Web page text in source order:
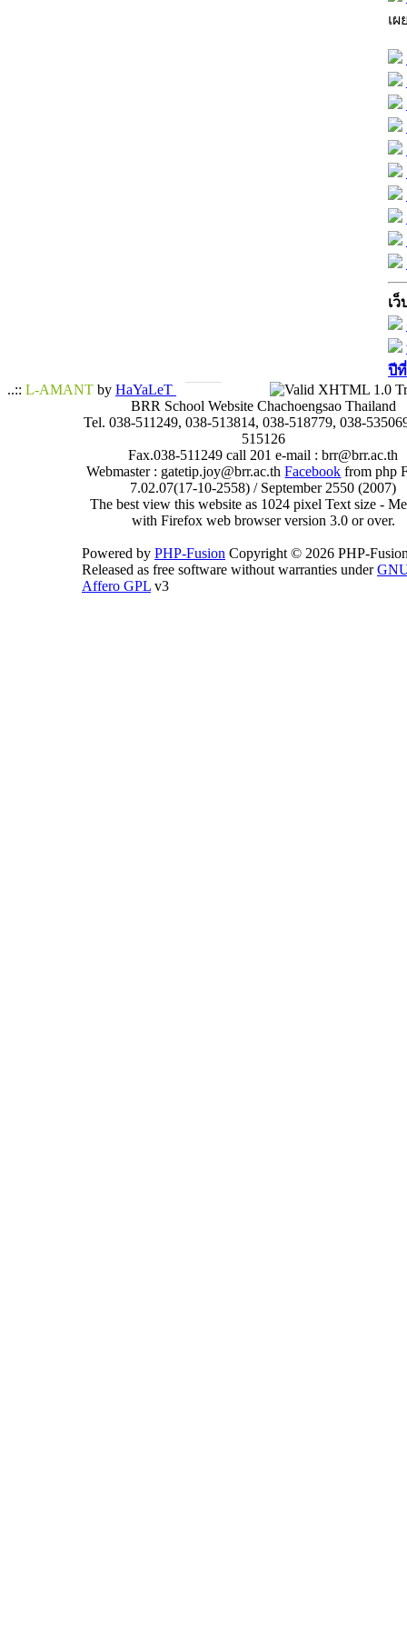
เ
เว็
ปี
..:: L-AMANT by HaYaLeT
BRR School Website Chachoengsao Thailand
Tel. 038-511249, 038-513814, 038-518779, 038-
515126
Fax.038-511249 call 201 e-mail : brr@brr.ac.th
Webmaster : gatetip.joy@brr.ac.thFacebook from php
7.02.07(17-10-2558) / September 2550 (2007)
The best view this website as 1024 pixel Text size -
with Firefox web browser version 3.0 or over.
Powered by PHP-Fusion Copyright © 2026 PHP-
Released as free software without warranties under
Affero GPL v3